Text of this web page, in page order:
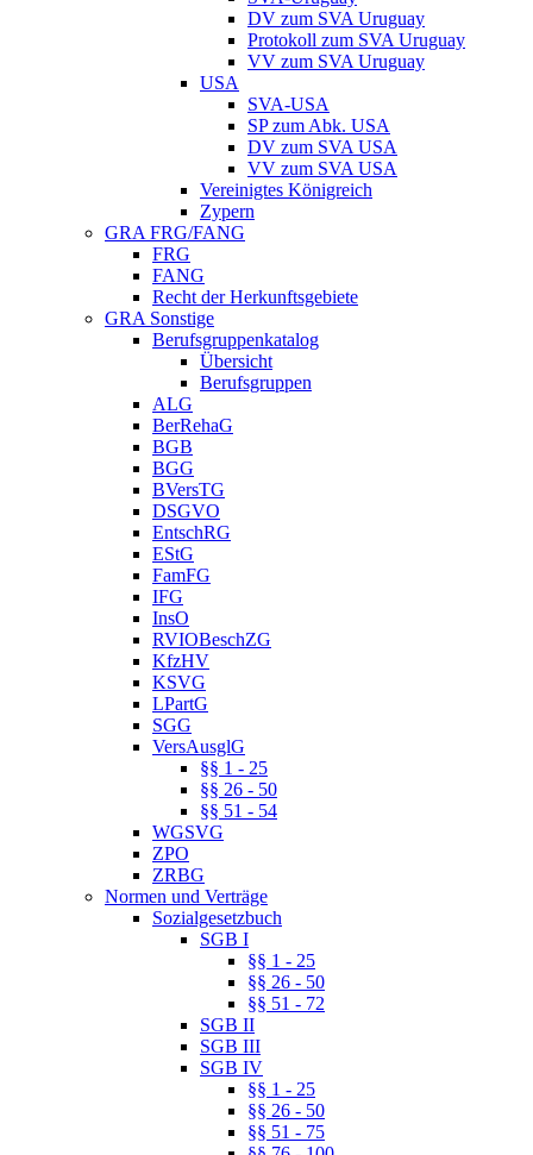
DV zum SVA Uruguay
Protokoll zum SVA Uruguay
VV zum SVA Uruguay
USA
SVA-USA
SP zum Abk. USA
DV zum SVA USA
VV zum SVA USA
Vereinigtes Königreich
Zypern
GRA FRG/FANG
FRG
FANG
Recht der Herkunftsgebiete
GRA Sonstige
Berufsgruppenkatalog
Übersicht
Berufsgruppen
ALG
BerRehaG
BGB
BGG
BVersTG
DSGVO
EntschRG
EStG
FamFG
IFG
InsO
RVIOBeschZG
KfzHV
KSVG
LPartG
SGG
VersAusglG
§§ 1 - 25
§§ 26 - 50
§§ 51 - 54
WGSVG
ZPO
ZRBG
Normen und Verträge
Sozialgesetzbuch
SGB I
§§ 1 - 25
§§ 26 - 50
§§ 51 - 72
SGB II
SGB III
SGB IV
§§ 1 - 25
§§ 26 - 50
§§ 51 - 75